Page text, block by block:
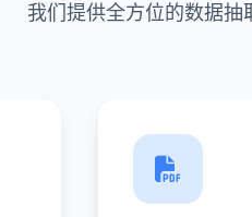
我们提供全方位的数据